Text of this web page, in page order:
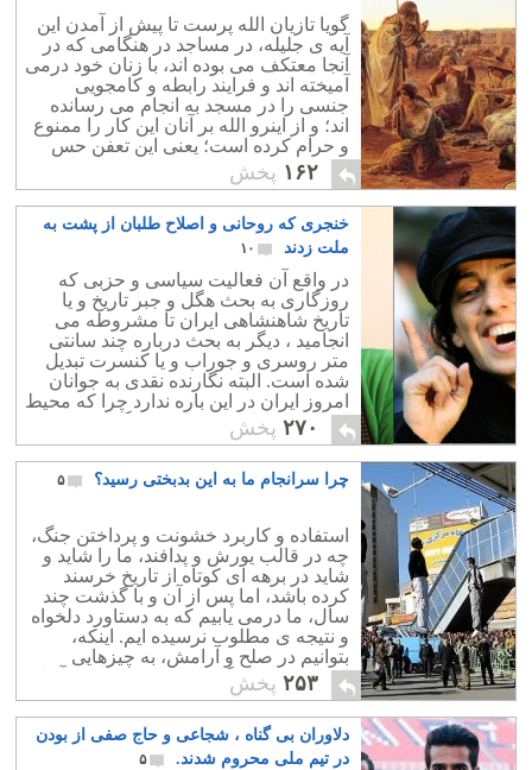
ی عربی اسلامی، فریاد می کند: الله اکبر.
کودکان را عضو حزبی سیاسی می کنند بی
آنکه اختیار خود را داشته باشند.
گویا تازیان الله پرست تا پیش از آمدن این
آیه ی جلیله، در مساجد در هنگامی که در
آنجا معتکف می بوده اند، با زنان خود درمی
آمیخته اند و فرایند رابطه و کامجویی
جنسی را در مسجد به انجام می رسانده
اند؛ و از اینرو الله بر آنان این کار را ممنوع
و حرام کرده است؛ یعنی این تعفن حس
شهوترانی عربی اسلامی تا بدان پایه است
که الله از فراز هفت آسمان پیام می
فرستد که ای نر ابوالحشر، من که آنقدر
مهربانم! که حرمت همخوابگی در رمضان
را برداشتم، تو نیز دست از رابطه ی جنسی
در مسجد و در خانه ام بردار !! این نرهای
تازی که اسلام پناهند را تصور کنید که اگر
این آیه انزال نشده بود، امروزه در شب
های اعتکاف خود در مساجد، با همدیگر چه
ها که نمی کردند !! یعنی برای الله پرست
تفاوتی میان بستر عشق بازی در خانه ی
خودش و خانه ی الله وجود ندارد و خب الله
از این گستاخی شاید خوشش نیامده.
۱۶۲ پخش
خنجری که روحانی و اصلاح طلبان از پشت به
ملت زدند
۱۰
در واقع آن فعالیت سیاسی و حزبی که
روزگاری به بحث هگل و جبر تاریخ و یا
تاریخ شاهنشاهی ایران تا مشروطه می
انجامید ، دیگر به بحث درباره چند سانتی
متر روسری و جوراب و یا کنسرت تبدیل
شده است. البته نگارنده نقدی به جوانان
امروز ایران در این باره ندارد چرا که محیط
ایشان را وادار نموده است و گرنه در
فضای باز و آزاد این چنین نمی شد. از سوی
دیگر درخواستهایی مانند آزادی حجاب و
کنسرت ، جنین ناقص خواهد بود چرا که با
خواست مدنی مردم!
۲۷۰ پخش
چرا سرانجام ما به این بدبختی رسید؟ ۵
استفاده و کاربرد خشونت و پرداختن جنگ،
چه در قالب یورش و پدافند، ما را شاید و
شاید در برهه ای کوتاه از تاریخ خرسند
کرده باشد، اما پس از آن و با گذشت چند
سال، ما درمی یابیم که به دستاورد دلخواه
و نتیجه ی مطلوب نرسیده ایم. اینکه،
بتوانیم در صلح و آرامش، به چیزهایی
ارزشمند و ماندگار برسیم که امروزه آنها
را به عنوان حقوق بشر، آزادی بیان و
چیزهایی از این دست می شناسیم.
چیزهایی که هرگز با موشک بدست نخواهد
آمد!
۲۵۳ پخش
دلاوران بی گناه ، شجاعی و حاج صفی از بودن
در تیم ملی محروم شدند.
۵